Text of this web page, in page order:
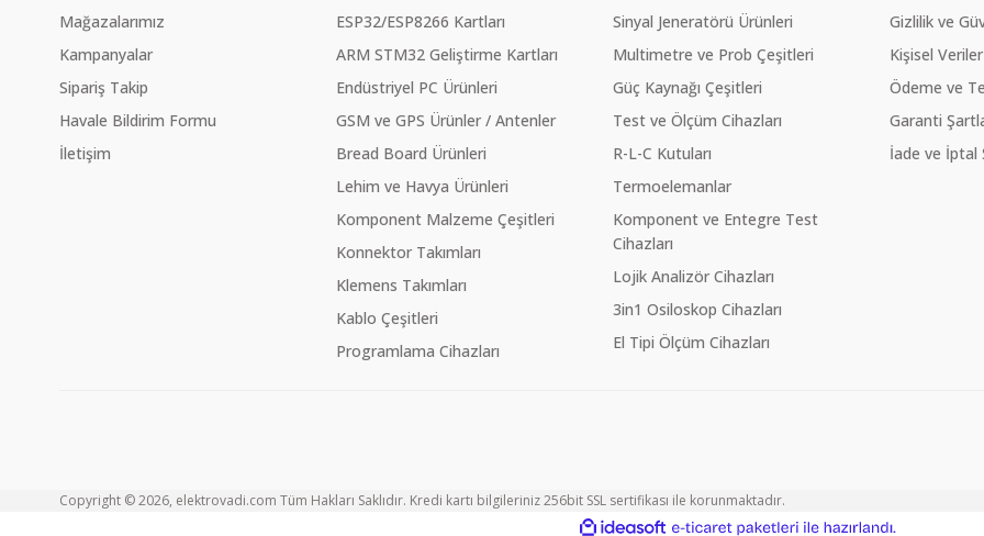
Mağazalarımız
Kampanyalar
Sipariş Takip
Havale Bildirim Formu
İletişim
ESP32/ESP8266 Kartları
ARM STM32 Geliştirme Kartları
Endüstriyel PC Ürünleri
GSM ve GPS Ürünler / Antenler
Bread Board Ürünleri
Lehim ve Havya Ürünleri
Komponent Malzeme Çeşitleri
Konnektor Takımları
Klemens Takımları
Kablo Çeşitleri
Programlama Cihazları
Sinyal Jeneratörü Ürünleri
Multimetre ve Prob Çeşitleri
Güç Kaynağı Çeşitleri
Test ve Ölçüm Cihazları
R-L-C Kutuları
Termoelemanlar
Komponent ve Entegre Test
Cihazları
Lojik Analizör Cihazları
3in1 Osiloskop Cihazları
El Tipi Ölçüm Cihazları
Gizlilik ve
Kişisel
Ödeme ve
Garanti
İade ve İptal
Copyright © 2026, elektrovadi.com Tüm Hakları Saklıdır. Kredi kartı bilgileriniz 256bit SSL sertifikası ile korunmaktadır.
ideasoft e-